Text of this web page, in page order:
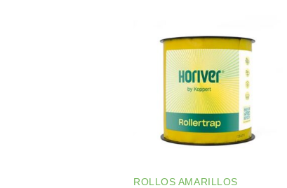
ROLLOS AMARILLOS